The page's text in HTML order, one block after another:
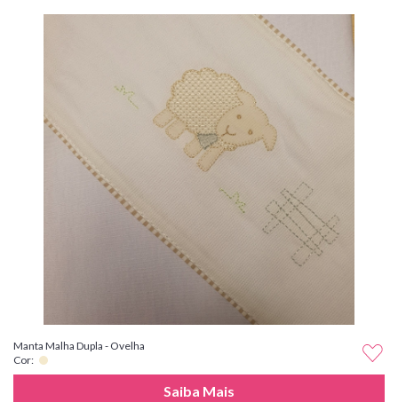
Manta Malha Dupla - Ovelha
Cor:
Saiba Mais